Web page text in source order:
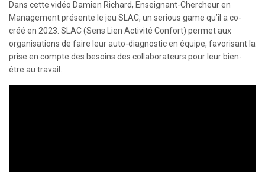
Dans cette vidéo Damien Richard, Enseignant-Chercheur en
Management présente le jeu SLAC, un serious game qu’il a co-
créé en 2023. SLAC (Sens Lien Activité Confort) permet aux
organisations de faire leur auto-diagnostic en équipe, favorisant la
prise en compte des besoins des collaborateurs pour leur bien-
être au travail.